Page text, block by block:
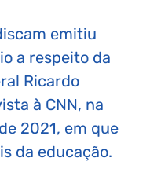
emitiu
a respeito da
Ricardo
à CNN, na
2021, em que
da educação.